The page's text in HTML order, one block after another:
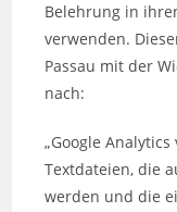
Belehrung in
verwenden.
Passau mit der
nach:
„Google Analytics
Textdateien, die
werden und die